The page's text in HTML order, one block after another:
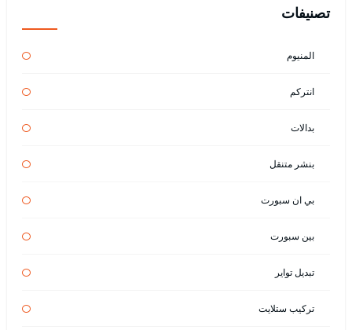
تصنيفات
المنيوم
انتركم
بدالات
بنشر متنقل
بي ان سبورت
بين سبورت
تبديل تواير
تركيب ستلايت